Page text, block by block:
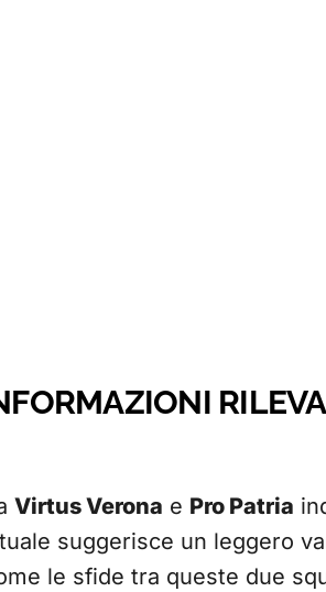
Virtus Verona e Pro Patria
suggerisce un leggero
le sfide tra queste due